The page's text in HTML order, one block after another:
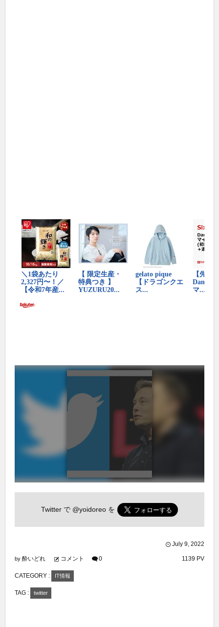
Twitter で @yoidoreo を
July 9 2022
by 酔いどれ コメント 0 1139 PV
CATEGORY : IT情報
TAG : twitter